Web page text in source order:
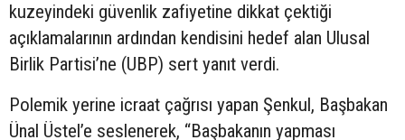
kuzeyindeki güvenlik zafiyetine dikkat çektiği
açıklamalarının ardından kendisini hedef alan Ulusal
Birlik Partisi’ne (UBP) sert yanıt verdi.
Polemik yerine icraat çağrısı yapan Şenkul, Başbakan
Ünal Üstel’e seslenerek, “Başbakanın yapması